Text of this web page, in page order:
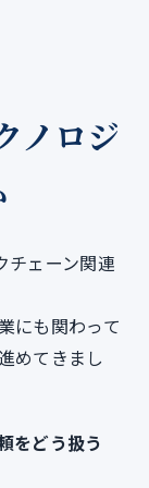
ノロジ
チェーン関連
にも関わって
めてきまし
をどう扱う